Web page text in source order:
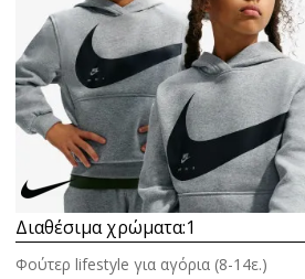
Διαθέσιμα χρώματα:1
Φούτερ lifestyle για αγόρια (8-14ε.)